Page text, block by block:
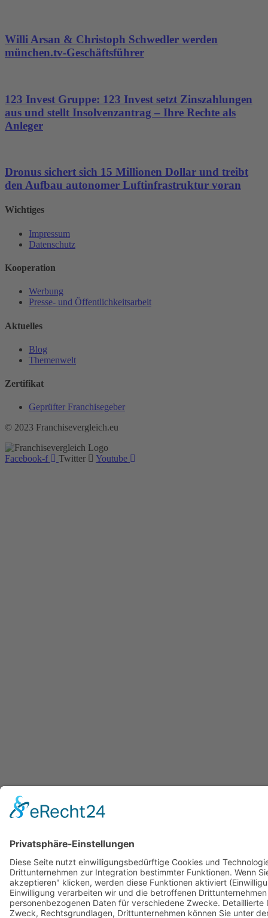
Willi Arsan & Christoph Schwedler werden
münchen.tv-Geschäftsführer
123 Invest Gruppe: 123 Invest setzt Zinszahlungen
aus und stellt Insolvenzantrag – Ihre Rechte als
Anleger
Dronus sichert sich 15 Millionen Dollar und treibt
den Aufbau autonomer Luftinfrastruktur voran
Wichtiges
Impressum
Datenschutz
Kooperation
Werbung
Presse- und Öffentlichkeitsarbeit
Aktuelles
Blog
Themenwelt
Zertifikat
Geprüfter Franchisegeber
© 2023 Franchisevergleich.eu
Facebook-f Twitter Youtube